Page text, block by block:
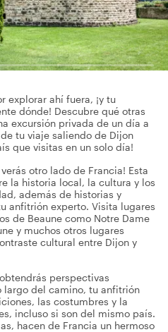
explorar ahí fuera, ¡y tu
dónde! Descubre qué otras
excursión privada de un día a
tu viaje saliendo de Dijon
que visitas en un solo día!
otro lado de Francia! Esta
la historia local, la cultura y los
además de historias y
anfitrión experto. Visita lugares
de Beaune como Notre Dame
y muchos otros lugares
cultural entre Dijon y
perspectivas
largo del camino, tu anfitrión
las costumbres y la
incluso si son del mismo país.
hacen de Francia un hermoso